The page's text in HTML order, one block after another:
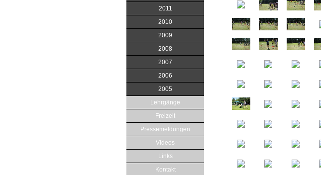
2011
2010
2009
2008
2007
2006
2005
Lehrgänge
Freizeit
Pressemeldungen
Videos
Links
Kontakt